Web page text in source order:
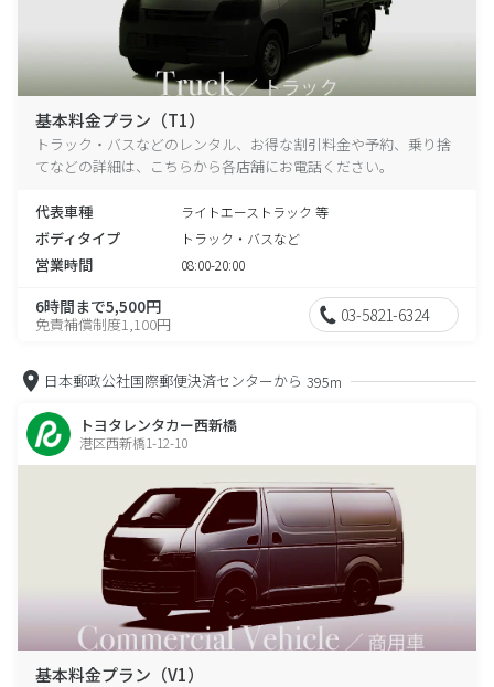
基本料金プラン（T1）
トラック・バスなどのレンタル、お得な割引料金や予約、乗り捨
てなどの詳細は、こちらから各店舗にお電話ください。
代表車種 ライトエーストラック 等
ボディタイプ トラック・バスなど
営業時間 08:00-20:00
6時間まで5,500円
免責補償制度1,100円 03-5821-6324
日本郵政公社国際郵便決済センターから 395m
トヨタレンタカー西新橋
港区西新橋1-12-10
基本料金プラン（V1）